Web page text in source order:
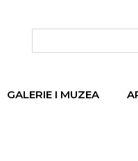
GALERIE I MUZEA